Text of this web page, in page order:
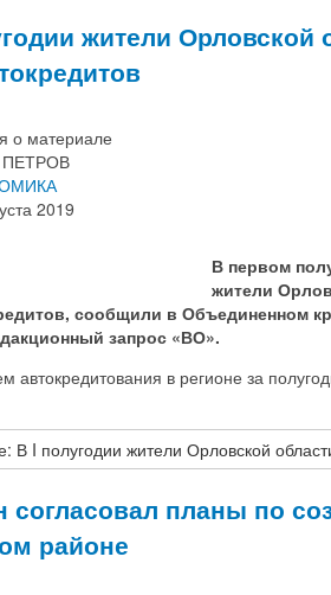
жители Орловской
о материале
ПЕТРОВ
2019
В первом
жители
сообщили в Объединенном
запрос «ВО».
в регионе за
В I полугодии жители Орловской
планы по
районе